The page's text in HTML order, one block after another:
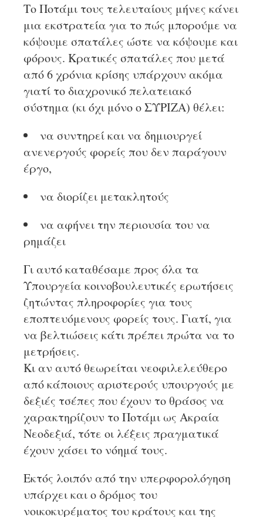
Το Ποτάμι τους τελευταίους μήνες κάνει
μια εκστρατεία για το πώς μπορούμε να
κόψουμε σπατάλες ώστε να κόψουμε και
φόρους. Κρατικές σπατάλες που μετά
από 6 χρόνια κρίσης υπάρχουν ακόμα
γιατί το διαχρονικό πελατειακό
σύστημα (κι όχι μόνο ο ΣΥΡΙΖΑ) θέλει:
να συντηρεί και να δημιουργεί
ανενεργούς φορείς που δεν παράγουν
έργο,
να διορίζει μετακλητούς
να αφήνει την περιουσία του να
ρημάζει
Γι αυτό καταθέσαμε προς όλα τα
Υπουργεία κοινοβουλευτικές ερωτήσεις
ζητώντας πληροφορίες για τους
εποπτευόμενους φορείς τους. Γιατί, για
να βελτιώσεις κάτι πρέπει πρώτα να το
μετρήσεις.
Κι αν αυτό θεωρείται νεοφιλελεύθερο
από κάποιους αριστερούς υπουργούς με
δεξιές τσέπες που έχουν το θράσος να
χαρακτηρίζουν το Ποτάμι ως Ακραία
Νεοδεξιά, τότε οι λέξεις πραγματικά
έχουν χάσει το νόημά τους.
Εκτός λοιπόν από την υπερφορολόγηση
υπάρχει και ο δρόμος του
νοικοκυρέματος του κράτους και της